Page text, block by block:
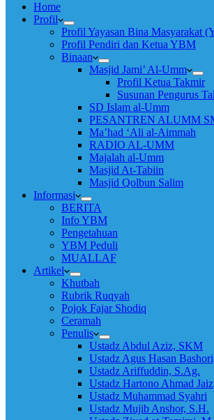
Home
Profil
Profil Yayasan Bina Masyarakat
Profil Pendiri dan Ketua YBM
Binaan
Masjid Jami’ Al-Umm
Profil Ketua Takmir
Susunan Pengurus
SD Islam al-Umm
PESANTREN ALUMM
Ma’had ‘Ali al-Aimmah
RADIO AL-UMM
Majalah al-Umm
Masjid At-Tabiin
Masjid Qolbun Salim
Informasi
BERITA
Info YBM
Pengetahuan
YBM Peduli
MUALLAF
Artikel
Khutbah
Rubrik Ruqyah
Pojok Fajar Shodiq
Ceramah
Penulis
Ustadz Abdul Aziz, SKM
Ustadz Agus Hasan
Ustadz Ariffuddin, S.Ag.
Ustadz Hartono Ahmad Jaiz
Ustadz Muhammad Syahri
Ustadz Mujib Anshor, S.H.